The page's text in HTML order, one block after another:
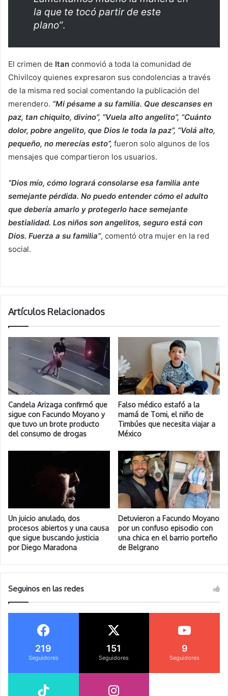
la que te tocó partir de este
plano”.
El crimen de Itan conmovió a toda la comunidad de
Chivilcoy quienes expresaron sus condolencias a través
de la misma red social comentando la publicación del
merendero. “Mi pésame a su familia. Que descanses en
paz, tan chiquito, divino”, “Vuela alto angelito”, “Cuánto
dolor, pobre angelito, que Dios le toda la paz”, “Volá alto,
pequeño, no merecías esto”, fueron solo algunos de los
mensajes que compartieron los usuarios.
“Dios mío, cómo logrará consolarse esa familia ante
semejante pérdida. No puedo entender cómo el adulto
que debería amarlo y protegerlo hace semejante
bestialidad. Los niños son angelitos, seguro está con
Dios. Fuerza a su familia”, comentó otra mujer en la red
social.
Artículos Relacionados
Candela Arizaga confirmó que
sigue con Facundo Moyano y
que tuvo un brote producto
del consumo de drogas
Falso médico estafó a la
mamá de Tomi, el niño de
Timbúes que necesita viajar a
México
Un juicio anulado, dos
procesos abiertos y una causa
que sigue buscando justicia
por Diego Maradona
Detuvieron a Facundo Moyano
por un confuso episodio con
una chica en el barrio porteño
de Belgrano
Seguinos en las redes
219
Seguidores
151
Seguidores
9
Seguidores